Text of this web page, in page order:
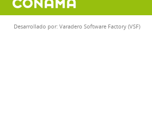
Desarrollado por: Varadero Software Factory (VSF)